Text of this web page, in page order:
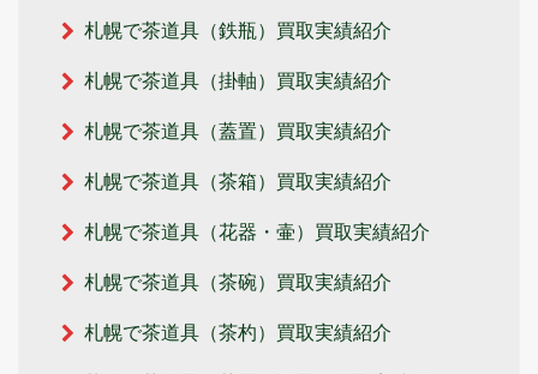
札幌で茶道具（鉄瓶）買取実績紹介
札幌で茶道具（掛軸）買取実績紹介
札幌で茶道具（蓋置）買取実績紹介
札幌で茶道具（茶箱）買取実績紹介
札幌で茶道具（花器・壷）買取実績紹介
札幌で茶道具（茶碗）買取実績紹介
札幌で茶道具（茶杓）買取実績紹介